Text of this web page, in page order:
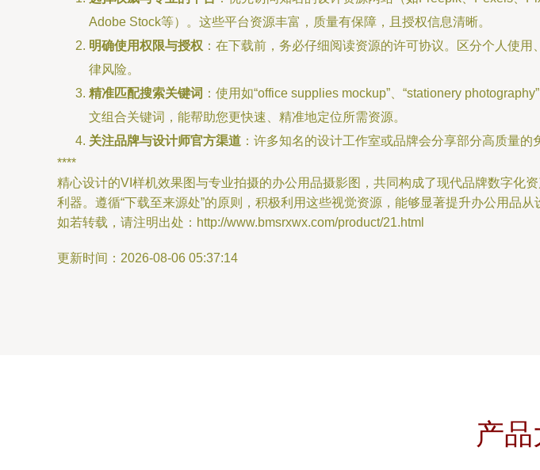
Adobe Stock等）。这些平台资源丰富，质量有保障，且授权信息清晰。
明确使用权限与授权 ：在下载前，务必仔细阅读资源的许可协议。区分个人使
律风险。
精准匹配搜索关键词 ：使用如“office supplies mockup”、“stationery
文组合关键词，能帮助您更快速、精准地定位所需资源。
关注品牌与设计师官方渠道 ：许多知名的设计工作室或品牌会分享部分高质量
****
精心设计的VI样机效果图与专业拍摄的办公用品摄影图，共同构成了现代品牌数字化
利器。遵循“下载至来源处”的原则，积极利用这些视觉资源，能够显著提升办公用品
如若转载，请注明出处：http://www.bmsrxwx.com/product/21.html
更新时间：2026-08-06 05:37:14
产